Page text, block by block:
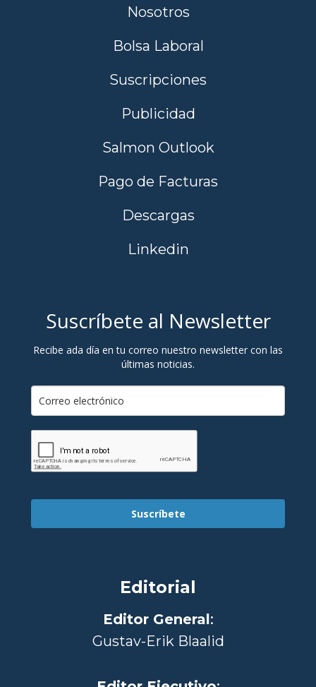
Nosotros
Bolsa Laboral
Suscripciones
Publicidad
Salmon Outlook
Pago de Facturas
Descargas
Linkedin
Suscríbete al Newsletter
Recibe ada día en tu correo nuestro newsletter con las
últimas noticias.
Suscríbete
Editorial
Editor General:
Gustav-Erik Blaalid